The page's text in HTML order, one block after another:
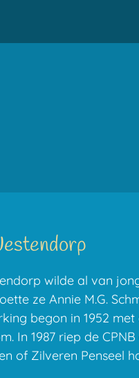
wilde al van
ze Annie M.G.
begon in 1952
In 1987 riep de
of Zilveren Penseel